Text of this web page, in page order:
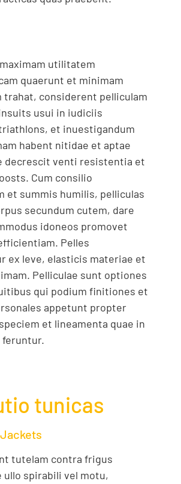
utilitatem
quaerunt et minimam
trahat, considerent pelliculam
usui in iudiciis
et inuestigandum
habent nitidae et aptae
decrescit venti resistentia et
Cum consilio
et summis humilis, pelliculas
secundum cutem, dare
idoneos promovet
Pelles
ex leve, elasticis materiae et
Pelliculae sunt optiones
qui podium finitiones et
appetunt propter
et lineamenta quae in
tunicas
tutelam contra frigus
ullo spirabili vel motu,